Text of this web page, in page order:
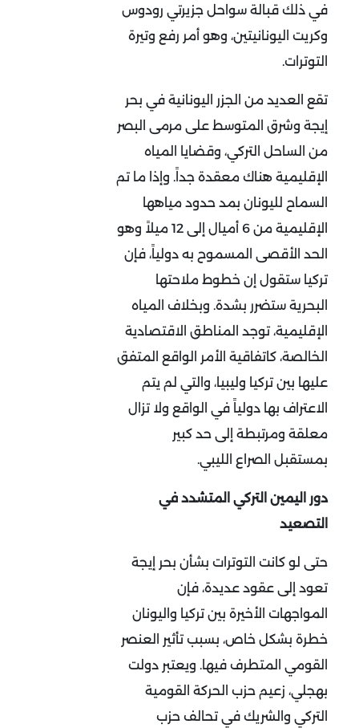
في ذلك قبالة سواحل جزيرتي رودوس
وكريت اليونانيتين، وهو أمر رفع وتيرة
التوترات.
تقع العديد من الجزر اليونانية في بحر
إيجة وشرق المتوسط على مرمى البصر
من الساحل التركي، وقضايا المياه
الإقليمية هناك معقدة جداً. وإذا ما تم
السماح لليونان بمد حدود مياهها
الإقليمية من 6 أميال إلى 12 ميلاً وهو
الحد الأقصى المسموح به دولياً، فإن
تركيا ستقول إن خطوط ملاحتها
البحرية ستضرر بشدة. وبخلاف المياه
الإقليمية، توجد المناطق الاقتصادية
الخالصة، كاتفاقية الأمر الواقع المتفق
عليها بين تركيا وليبيا، والتي لم يتم
الاعتراف بها دولياً في الواقع ولا تزال
معلقة ومرتبطة إلى حد كبير
بمستقبل الصراع الليبي.
دور اليمين التركي المتشدد في
التصعيد
حتى لو كانت التوترات بشأن بحر إيجة
تعود إلى عقود عديدة، فإن
المواجهات الأخيرة بين تركيا واليونان
خطرة بشكل خاص، بسبب تأثير العنصر
القومي المتطرف فيها. ويعتبر دولت
بهجلي، زعيم حزب الحركة القومية
التركي والشريك في تحالف حزب